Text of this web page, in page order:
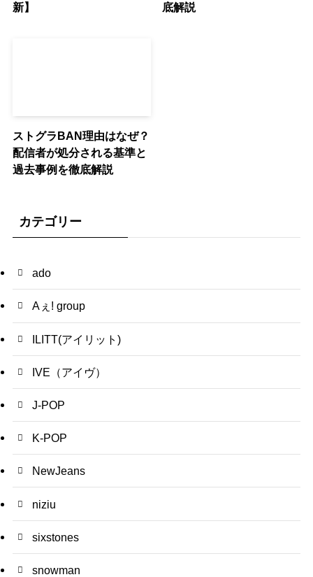
新】
底解説
ストグラBAN理由はなぜ？
配信者が処分される基準と
過去事例を徹底解説
カテゴリー
ado
Aぇ! group
ILITT(アイリット)
IVE（アイヴ）
J-POP
K-POP
NewJeans
niziu
sixstones
snowman